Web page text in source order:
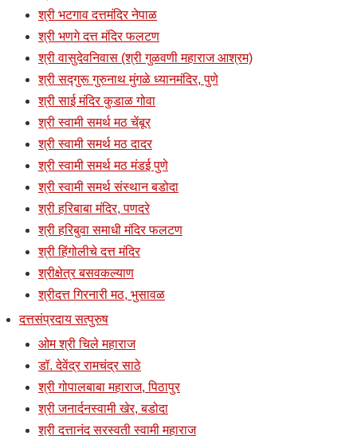
श्री भटगाव दत्तमंदिर नेपाळ
श्री भणगे दत्त मंदिर फलटण
श्री वासुदेवनिवास (श्री गुळवणी महाराज आश्रम)
श्री सद्गुरू गुरुनाथ मुंगळे ध्यानमंदिर, पुणे
श्री साई मंदिर कुडाळ गोवा
श्री स्वामी समर्थ मठ चेंबूर
श्री स्वामी समर्थ मठ दादर
श्री स्वामी समर्थ मठ मंडई पुणे
श्री स्वामी समर्थ संस्थान बडोदा
श्री हरिबाबा मंदिर, पणदरे
श्री हरिबुवा समाधी मंदिर फलटण
श्री हिंगोलीचे दत्त मंदिर
श्रीक्षेत्र बसवकल्याण
श्रीदत्त गिरनारी मठ, भुसावळ
दत्तसंप्रदाय सत्पुरुष
ओम श्री चिले महाराज
डॉ. देवेंद्र रामचंद्र साठे
श्री गोपालबाबा महाराज, पिठापुर
श्री जनार्दनस्वामी खेर, बडोदा
श्री दत्तानंद सरस्वती स्वामी महाराज